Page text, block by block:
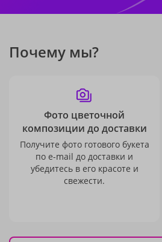
Почему мы?
Фото цветочной
композиции до доставки
Получите фото готового букета
по e-mail до доставки и
убедитесь в его красоте и
свежести.